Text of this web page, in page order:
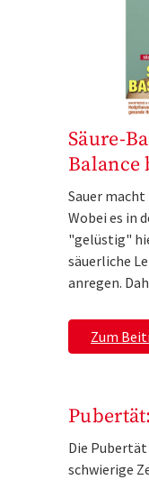
Säure-
Balance
Sauer
Wobei es in
"gelüstig"
säuerliche
anregen.
Zum
Die
schwierige